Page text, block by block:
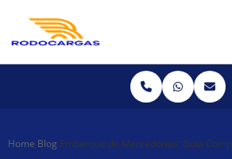
Home Blog Embarque de Mercadorias: Guia